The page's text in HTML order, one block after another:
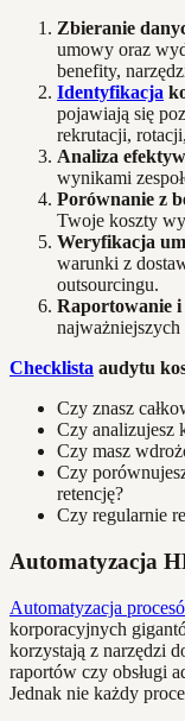
Zbieranie
umowy oraz
benefity,
Identyfikacja
pojawiają się
rekrutacji,
Analiza
wynikami
Porównanie z
Twoje koszty
Weryfikacja
warunki z
outsourcingu.
Raportowanie
Checklista audytu
Czy znasz
Czy analizujesz
Czy masz
Czy
retencję?
Czy regularnie
Automatyzacja
Automatyzacja
korporacyjnych
korzystają z narzędzi
raportów czy obsługi
Jednak nie każdy